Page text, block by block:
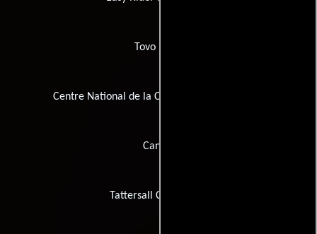
Tovo Films
Centre National de la Cinématographie (CNC)
Canal+
Tattersall Casablanca